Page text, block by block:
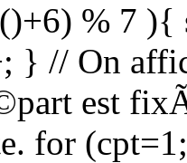
% 7
} // On
est
for